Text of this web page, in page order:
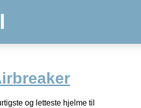
og letteste hjelme til